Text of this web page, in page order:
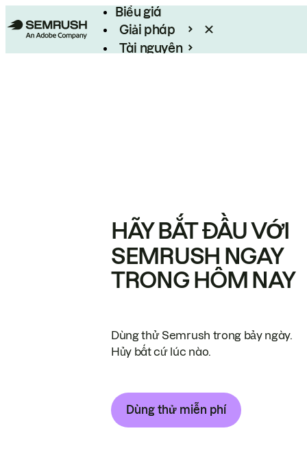
Biểu giá
Giải pháp
Tài nguyên
HÃY BẮT ĐẦU VỚI
SEMRUSH NGAY
TRONG HÔM NAY
Dùng thử Semrush trong bảy ngày.
Hủy bất cứ lúc nào.
Dùng thử miễn phí